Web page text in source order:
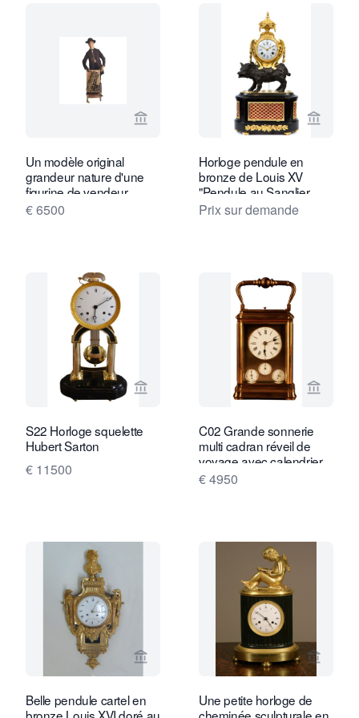
Voir la page vendeur de Toebosch
Un modèle original
grandeur nature d'une
figurine de vendeur
d'horloges du 19e siècle,
€ 6500
Voir la
Horloge pendule en
bronze de Louis XV
"Pendule au Sanglier
Prix sur demande
Voir la page vendeur de Van Brug
S22 Horloge squelette
Hubert Sarton
€ 11500
Voir la
C02 Grande sonnerie
multi cadran réveil de
voyage avec calendrier
complet
€ 4950
Voir la page vendeur de Van Dreven
Belle pendule cartel en
Voir la
Une petite horloge de